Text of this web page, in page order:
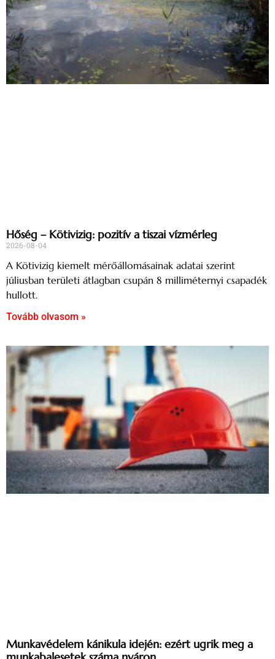
Hőség – Kötivizig: pozitív a tiszai vízmérleg
2026-08-04
A Kötivizig kiemelt mérőállomásainak adatai szerint
júliusban területi átlagban csupán 8 milliméternyi csapadék
hullott.
Tovább olvasom »
Munkavédelem kánikula idején: ezért ugrik meg a